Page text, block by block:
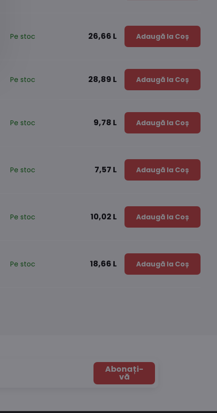
Pe stoc 26,66 L Adaugă la Coș
Pe stoc 28,89 L Adaugă la Coș
Pe stoc 9,78 L Adaugă la Coș
Pe stoc 7,57 L Adaugă la Coș
Pe stoc 10,02 L Adaugă la Coș
Pe stoc 18,66 L Adaugă la Coș
Abonați-
vă